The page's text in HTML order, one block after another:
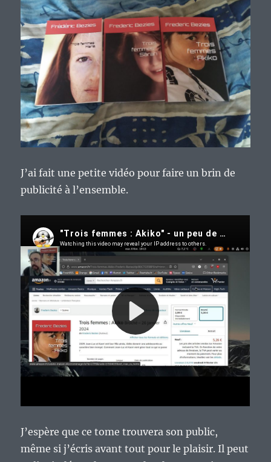
J’ai fait une petite vidéo pour faire un brin de
publicité à l’ensemble.
J’espère que ce tome trouvera son public,
même si j’écris avant tout pour le plaisir. Il peut